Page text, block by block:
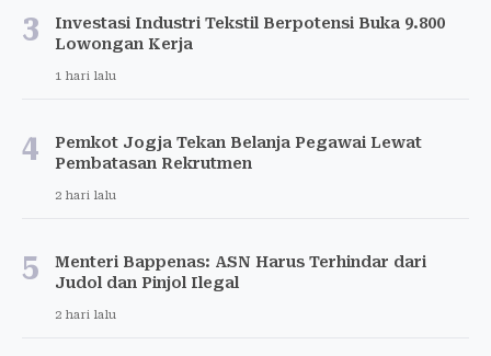
3
Investasi Industri Tekstil Berpotensi Buka 9.800
Lowongan Kerja
1 hari lalu
4
Pemkot Jogja Tekan Belanja Pegawai Lewat
Pembatasan Rekrutmen
2 hari lalu
5
Menteri Bappenas: ASN Harus Terhindar dari
Judol dan Pinjol Ilegal
2 hari lalu